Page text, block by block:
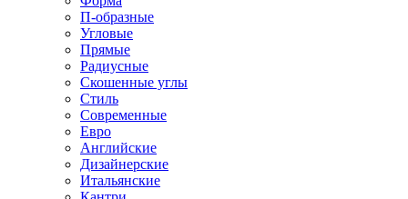
П-образные
Угловые
Прямые
Радиусные
Скошенные углы
Стиль
Современные
Евро
Английские
Дизайнерские
Итальянские